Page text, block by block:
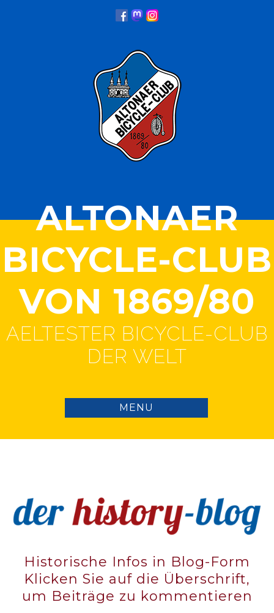
ALTONAER
BICYCLE-CLUB
VON 1869/80
AELTESTER BICYCLE-CLUB
DER WELT
Historische Infos in Blog-Form
Klicken Sie auf die Überschrift,
um Beiträge zu kommentieren